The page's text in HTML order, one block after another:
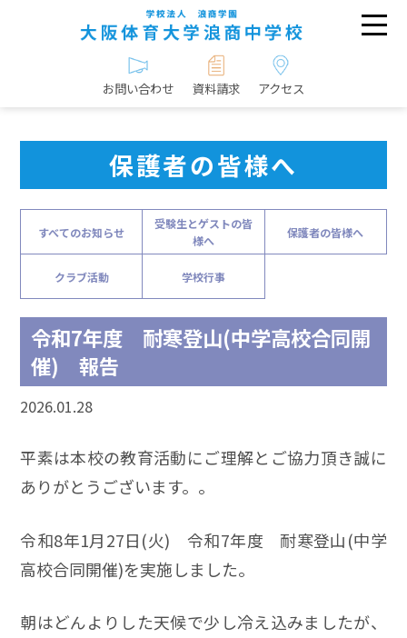
お問い合わせ 資料請求 アクセス
保護者の皆様へ
すべてのお知らせ
受験生とゲストの皆
様へ
保護者の皆様へ
クラブ活動 学校行事
令和7年度 耐寒登山(中学高校合同開
催) 報告
2026.01.28
平素は本校の教育活動にご理解とご協力頂き誠に
ありがとうございます。。
令和8年1月27日(火) 令和7年度 耐寒登山(中学
高校合同開催)を実施しました。
朝はどんよりした天候で少し冷え込みましたが、